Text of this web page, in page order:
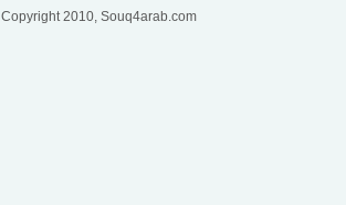
Copyright 2010, Souq4arab.com